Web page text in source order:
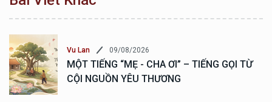
Vu Lan 09/08/2026
MỘT TIẾNG “MẸ - CHA ƠI” – TIẾNG GỌI TỪ
CỘI NGUỒN YÊU THƯƠNG